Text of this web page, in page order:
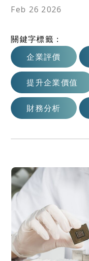
Feb 26 2026
關鍵字標籤：
企業評價
提升企業價值
財務分析